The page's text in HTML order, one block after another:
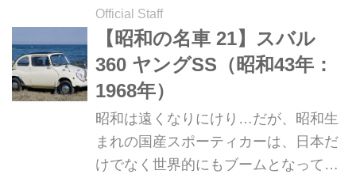
Official Staff
【昭和の名車 21】スバル
360 ヤングSS（昭和43年：
1968年）
昭和は遠くなりにけり…だが、昭和生
まれの国産スポーティカーは、日本だ
けでなく世界的にもブームとなってい